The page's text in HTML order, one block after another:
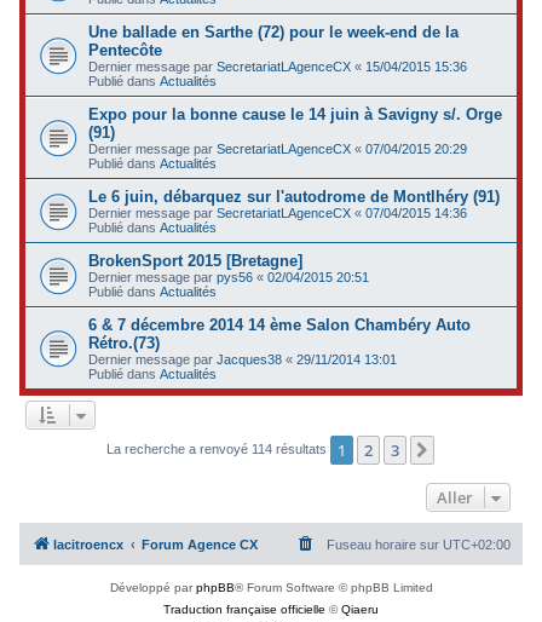
Une ballade en Sarthe (72) pour le week-end de la
Pentecôte
Dernier message parSecretariatLAgenceCX « 15/04/2015 15:36
Publié dansActualités
Expo pour la bonne cause le 14 juin à Savigny s/. Orge
(91)
Dernier message parSecretariatLAgenceCX «07/04/2015 20:29
Publié dansActualités
Le 6 juin, débarquez sur l'autodrome de Montlhéry (91)
Dernier message parSecretariatLAgenceCX «07/04/2015 14:36
Publié dansActualités
BrokenSport 2015 [Bretagne]
Dernier message parpys56 «02/04/2015 20:51
Publié dansActualités
6 & 7 décembre 2014 14 ème Salon Chambéry Auto
Rétro.(73)
Dernier message parJacques38 «29/11/2014 13:01
Publié dansActualités
La recherche a renvoyé 114 résultats 1 2 3
Aller
lacitroencx Forum Agence CX Fuseau horaire sur UTC+02:00
Développé parphpBB® Forum Software © phpBB Limited
Traduction française officielle ©Qiaeru